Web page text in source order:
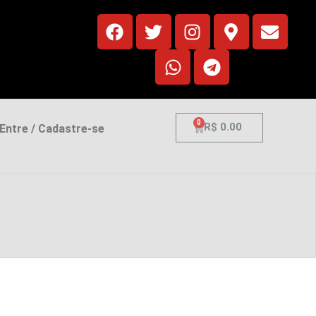
Entre / Cadastre-se R$ 0.00
0